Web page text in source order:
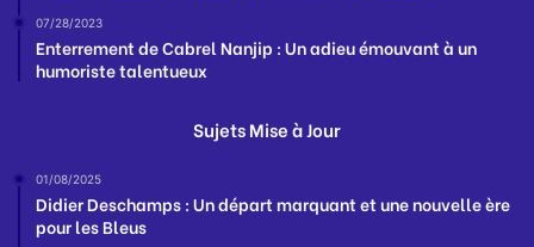
07/28/2023
Enterrement de Cabrel Nanjip : Un adieu émouvant à un
humoriste talentueux
Sujets Mise à Jour
01/08/2025
Didier Deschamps : Un départ marquant et une nouvelle ère
pour les Bleus